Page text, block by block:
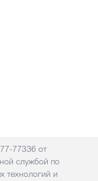
77336 от
службой по
технологий и